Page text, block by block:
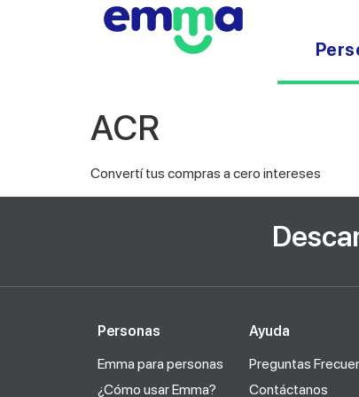
ACR
Convertí tus compras a cero intereses
Personas
Emma para personas
¿Cómo usar Emma?
Ayuda
Preguntas
Contáctanos